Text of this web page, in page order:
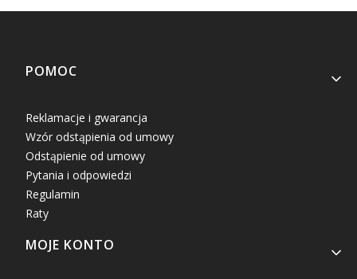
Linki w stopce
POMOC
Reklamacje i gwarancja
Wzór odstąpienia od umowy
Odstąpienie od umowy
Pytania i odpowiedzi
Regulamin
Raty
MOJE KONTO